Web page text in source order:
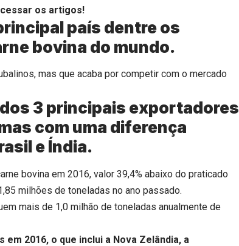
os artigos!
país dentre os
bovina do mundo.
mas que acaba por competir com o mercado
3 principais exportadores
com uma diferença
e Índia.
bovina em 2016, valor 39,4% abaixo do praticado
milhões de toneladas no ano passado.
mais de 1,0 milhão de toneladas anualmente de
2016, o que inclui a Nova Zelândia, a